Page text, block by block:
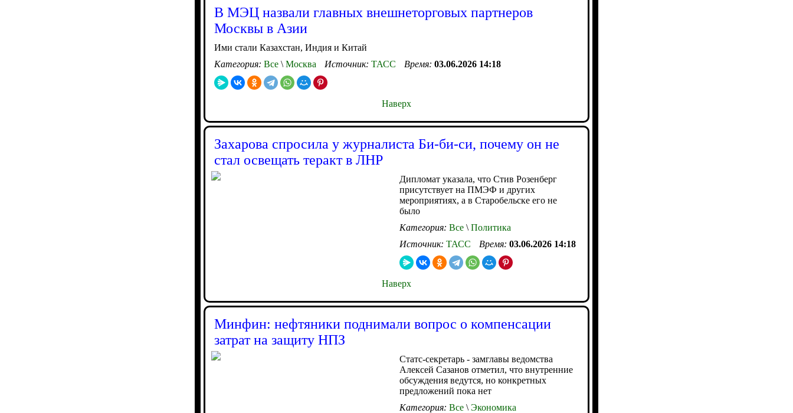
В МЭЦ назвали главных внешнеторговых партнеров
Москвы в Азии
Ими стали Казахстан, Индия и Китай
Категория: Все \ Москва Источник: ТАСС Время: 03.06.2026 14:18
Наверх
Захарова спросила у журналиста Би-би-си, почему он не
стал освещать теракт в ЛНР
Дипломат указала, что Стив Розенберг
присутствует на ПМЭФ и других
мероприятиях, а в Старобельске его не
было
Категория: Все \ Политика
Источник: ТАСС Время: 03.06.2026 14:18
Наверх
Минфин: нефтяники поднимали вопрос о компенсации
затрат на защиту НПЗ
Статс-секретарь - замглавы ведомства
Алексей Сазанов отметил, что внутренние
обсуждения ведутся, но конкретных
предложений пока нет
Категория: Все \ Экономика